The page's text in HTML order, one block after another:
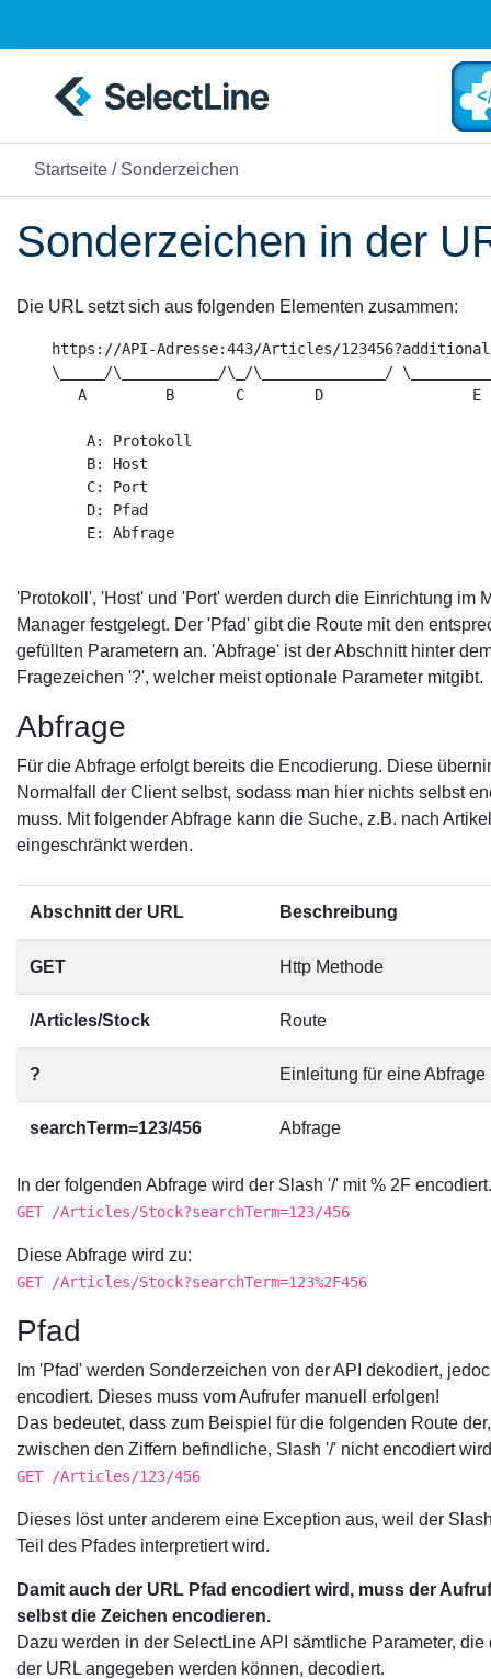
Startseite / Sonderzeichen
Sonderzeichen in der
Die URL setzt sich aus folgenden Elementen zusammen:
https://API-Adresse:443/Articles/
\_____/\___________/\_/\______________/
       A         B       C        D                 E
        A: Protokoll
        B: Host
        C: Port
        D: Pfad
        E: Abfrage
'Protokoll', 'Host' und 'Port' werden durch die Einrichtung im
Manager festgelegt. Der 'Pfad' gibt die Route mit den
gefüllten Parametern an. 'Abfrage' ist der Abschnitt hinter
Fragezeichen '?', welcher meist optionale Parameter mitgibt.
Abfrage
Für die Abfrage erfolgt bereits die Encodierung. Diese
Normalfall der Client selbst, sodass man hier nichts selbst
muss. Mit folgender Abfrage kann die Suche, z.B. nach
eingeschränkt werden.
Abschnitt der URL Beschreibung
GET Http Methode
/Articles/Stock Route
? Einleitung für eine Abfrage
searchTerm=123/456 Abfrage
In der folgenden Abfrage wird der Slash '/' mit % 2F encodiert.
GET /Articles/Stock?searchTerm=123/456
Diese Abfrage wird zu:
GET /Articles/Stock?searchTerm=123%2F456
Pfad
Im 'Pfad' werden Sonderzeichen von der API dekodiert,
encodiert. Dieses muss vom Aufrufer manuell erfolgen!
Das bedeutet, dass zum Beispiel für die folgenden Route der,
zwischen den Ziffern befindliche, Slash '/' nicht encodiert
GET /Articles/123/456
Dieses löst unter anderem eine Exception aus, weil der
Teil des Pfades interpretiert wird.
Damit auch der URL Pfad encodiert wird, muss der
selbst die Zeichen encodieren.
Dazu werden in der SelectLine API sämtliche Parameter, die
der URL angegeben werden können, decodiert.